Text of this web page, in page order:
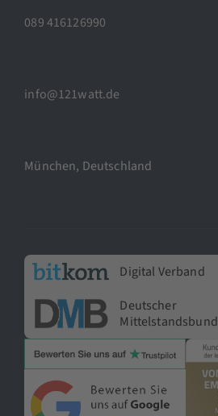
089 416126990
info@121watt.de
München, Deutschland
Digital Verband
Deutscher
Mittelstandsbund